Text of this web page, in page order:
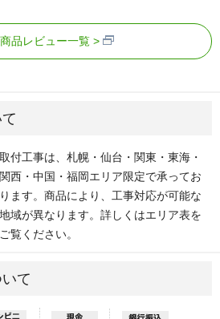
品レビュー一覧
取付工事は、札幌・仙台・関東・東海・
関西・中国・福岡エリア限定で承ってお
ります。商品により、工事対応が可能な
地域が異なります。詳しくはエリア表を
ご覧ください。
て